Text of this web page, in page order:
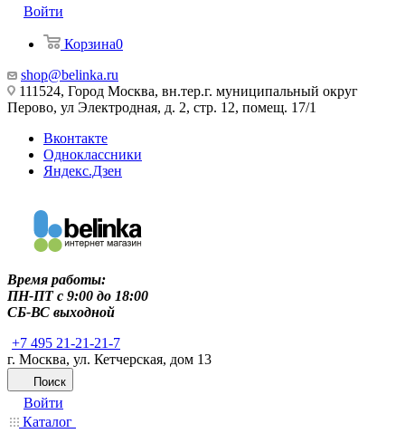
Войти
Корзина0
shop@belinka.ru
111524, Город Москва, вн.тер.г. муниципальный округ
Перово, ул Электродная, д. 2, стр. 12, помещ. 17/1
Вконтакте
Одноклассники
Яндекс.Дзен
Время работы:
ПН-ПТ c 9:00 до 18:00
СБ-ВС выходной
+7 495 21-21-21-7
г. Москва, ул. Кетчерская, дом 13
Поиск
Войти
Каталог